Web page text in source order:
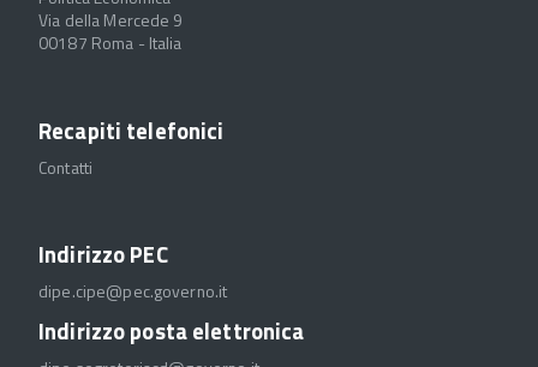
Via della Mercede 9
00187 Roma - Italia
Recapiti telefonici
Contatti
Indirizzo PEC
dipe.cipe@pec.governo.it
Indirizzo posta elettronica